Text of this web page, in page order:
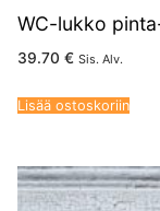
WC-lukko
39.70 € Sis. Alv.
Lisää ostoskoriin